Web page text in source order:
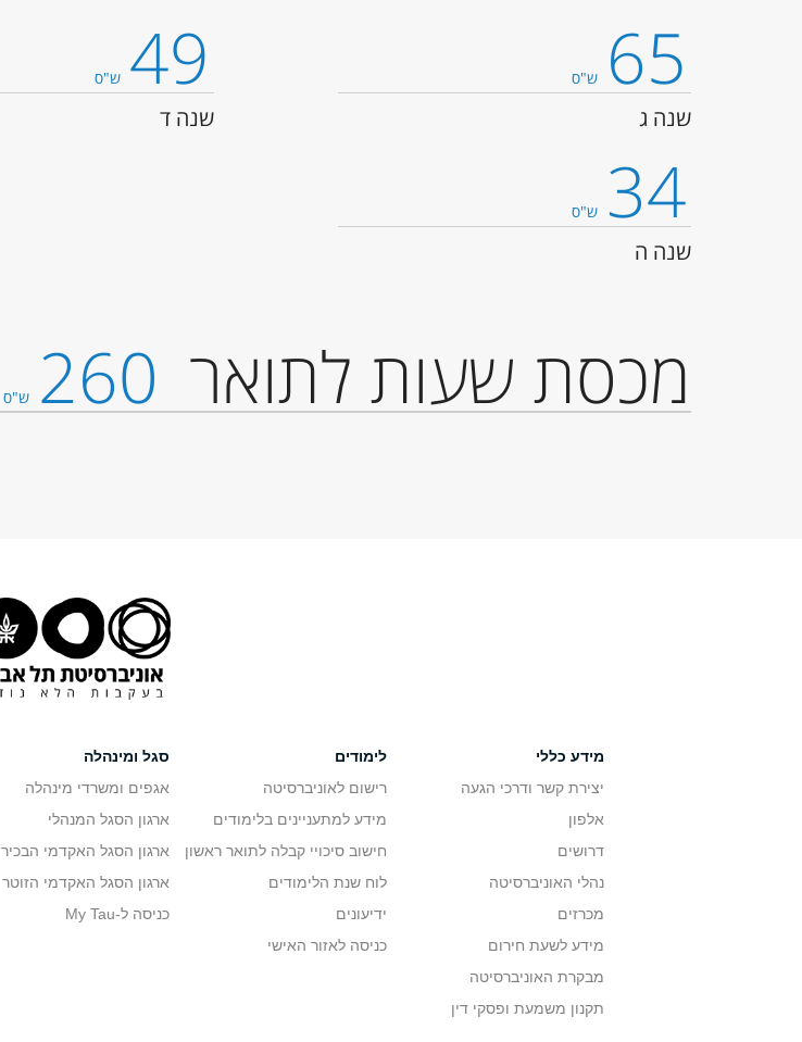
65 ש"ס
שנה ג
49 ש"ס
שנה ד
34 ש"ס
שנה ה
מכסת שעות לתואר 260 ש"ס
מידע כללי
יצירת קשר ודרכי הגעה
אלפון
דרושים
נהלי האוניברסיטה
מכרזים
מידע לשעת חירום
מבקרת האוניברסיטה
תקנון משמעת ופסקי דין
לימודים
רישום לאוניברסיטה
מידע למתעניינים בלימודים
חישוב סיכויי קבלה לתואר ראשון
לוח שנת הלימודים
ידיעונים
כניסה לאזור האישי
סגל ומינהלה
אגפים ומשרדי מינהלה
ארגון הסגל המנהלי
ארגון הסגל האקדמי הבכיר
ארגון הסגל האקדמי הזוטר
כניסה ל-My Tau